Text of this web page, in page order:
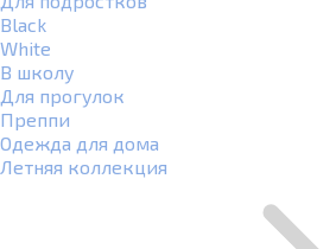
Black
White
В школу
Для прогулок
Преппи
Одежда для дома
Летняя коллекция